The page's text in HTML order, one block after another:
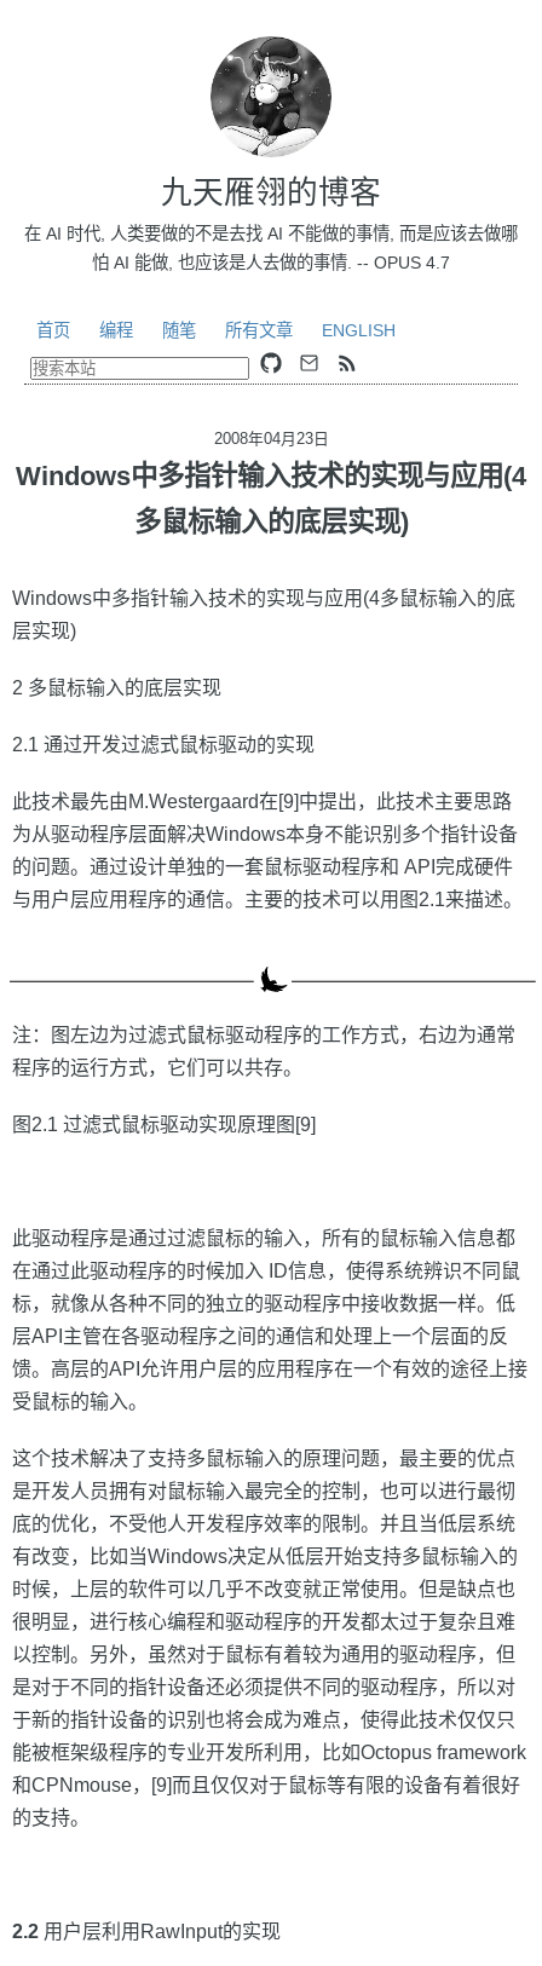
九天雁翎的博客
在 AI 时代, 人类要做的不是去找 AI 不能做的事情, 而是应该去做哪
怕 AI 能做, 也应该是人去做的事情. -- OPUS 4.7
首页 编程 随笔 所有文章 ENGLISH
2008年04月23日
Windows中多指针输入技术的实现与应用(4
多鼠标输入的底层实现)
Windows中多指针输入技术的实现与应用(4多鼠标输入的底
层实现)
2 多鼠标输入的底层实现
2.1 通过开发过滤式鼠标驱动的实现
此技术最先由M.Westergaard在[9]中提出，此技术主要思路
为从驱动程序层面解决Windows本身不能识别多个指针设备
的问题。通过设计单独的一套鼠标驱动程序和 API完成硬件
与用户层应用程序的通信。主要的技术可以用图2.1来描述。
注：图左边为过滤式鼠标驱动程序的工作方式，右边为通常
程序的运行方式，它们可以共存。
图2.1 过滤式鼠标驱动实现原理图[9]
此驱动程序是通过过滤鼠标的输入，所有的鼠标输入信息都
在通过此驱动程序的时候加入 ID信息，使得系统辨识不同鼠
标，就像从各种不同的独立的驱动程序中接收数据一样。低
层API主管在各驱动程序之间的通信和处理上一个层面的反
馈。高层的API允许用户层的应用程序在一个有效的途径上接
受鼠标的输入。
这个技术解决了支持多鼠标输入的原理问题，最主要的优点
是开发人员拥有对鼠标输入最完全的控制，也可以进行最彻
底的优化，不受他人开发程序效率的限制。并且当低层系统
有改变，比如当Windows决定从低层开始支持多鼠标输入的
时候，上层的软件可以几乎不改变就正常使用。但是缺点也
很明显，进行核心编程和驱动程序的开发都太过于复杂且难
以控制。另外，虽然对于鼠标有着较为通用的驱动程序，但
是对于不同的指针设备还必须提供不同的驱动程序，所以对
于新的指针设备的识别也将会成为难点，使得此技术仅仅只
能被框架级程序的专业开发所利用，比如Octopus framework
和CPNmouse，[9]而且仅仅对于鼠标等有限的设备有着很好
的支持。
2.2 用户层利用RawInput的实现